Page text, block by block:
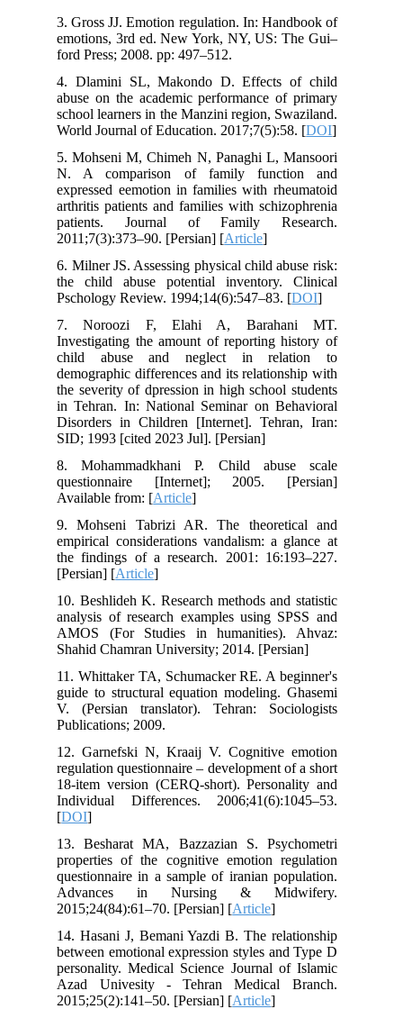
3. Gross JJ. Emotion regulation. In: Handbook of
emotions, 3rd ed. New York, NY, US: The Gui–
ford Press; 2008. pp: 497–512.
4. Dlamini SL, Makondo D. Effects of child
abuse on the academic performance of primary
school learners in the Manzini region, Swaziland.
World Journal of Education. 2017;7(5):58. [DOI
5. Mohseni M, Chimeh N, Panaghi L, Mansoori
N. A comparison of family function and
expressed eemotion in families with rheumatoid
arthritis patients and families with schizophrenia
patients. Journal of Family Research.
2011;7(3):373–90. [Persian] [Article
6. Milner JS. Assessing physical child abuse risk:
the child abuse potential inventory. Clinical
Pschology Review. 1994;14(6):547–83. [DOI
7. Noroozi F, Elahi A, Barahani MT.
Investigating the amount of reporting history of
child abuse and neglect in relation to
demographic differences and its relationship with
the severity of dpression in high school students
in Tehran. In: National Seminar on Behavioral
Disorders in Children [Internet]. Tehran, Iran:
SID; 1993 [cited 2023 Jul]. [Persian]
8. Mohammadkhani P. Child abuse scale
questionnaire [Internet]; 2005. [Persian]
Available from: [Article
9. Mohseni Tabrizi AR. The theoretical and
empirical considerations vandalism: a glance at
the findings of a research. 2001: 16:193–227.
[Persian] [Article
10. Beshlideh K. Research methods and statistic
analysis of research examples using SPSS and
AMOS (For Studies in humanities). Ahvaz:
Shahid Chamran University; 2014. [Persian]
11. Whittaker TA, Schumacker RE. A beginner's
guide to structural equation modeling. Ghasemi
V. (Persian translator). Tehran: Sociologists
Publications; 2009.
12. Garnefski N, Kraaij V. Cognitive emotion
regulation questionnaire – development of a short
18-item version (CERQ-short). Personality and
Individual Differences. 2006;41(6):1045–53.
[DOI
13. Besharat MA, Bazzazian S. Psychometri
properties of the cognitive emotion regulation
questionnaire in a sample of iranian population.
Advances in Nursing & Midwifery.
2015;24(84):61–70. [Persian] [Article
14. Hasani J, Bemani Yazdi B. The relationship
between emotional expression styles and Type D
personality. Medical Science Journal of Islamic
Azad Univesity - Tehran Medical Branch.
2015;25(2):141–50. [Persian] [Article